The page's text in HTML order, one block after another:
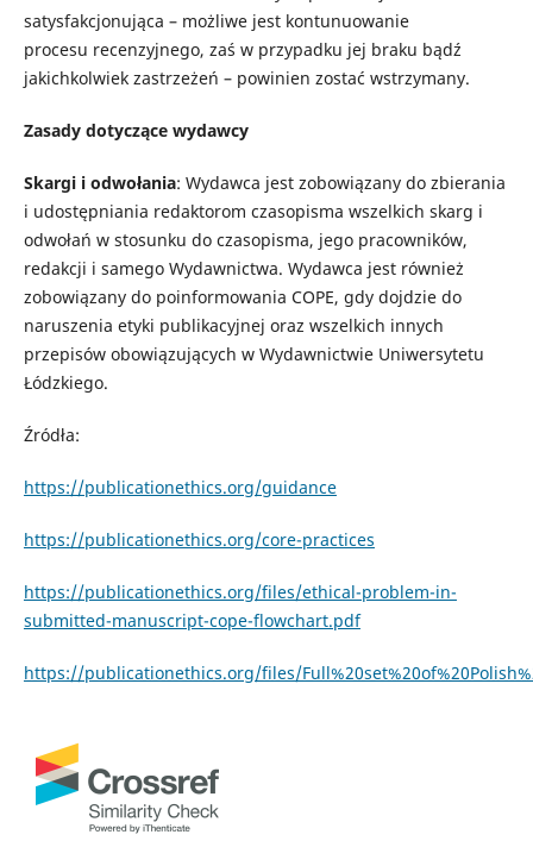
satysfakcjonująca – możliwe jestkontunuowanie
procesu recenzyjnego, zaś w przypadku jej braku bądź
jakichkolwiek zastrzeżeń –powinien zostać wstrzymany.
Zasady dotyczące wydawcy
Skargi i odwołania: Wydawca jest zobowiązany do zbierania
i udostępniania redaktorom czasopisma wszelkich skarg i
odwołań w stosunku do czasopisma, jego pracowników,
redakcji i samego Wydawnictwa. Wydawca jest również
zobowiązany do poinformowania COPE, gdy dojdzie do
naruszenia etyki publikacyjnej oraz wszelkich innych
przepisów obowiązujących w Wydawnictwie Uniwersytetu
Łódzkiego.
Źródła:
https://publicationethics.org/guidance
https://publicationethics.org/core-practices
https://publicationethics.org/files/ethical-problem-in-
submitted-manuscript-cope-flowchart.pdf
https://publicationethics.org/files/